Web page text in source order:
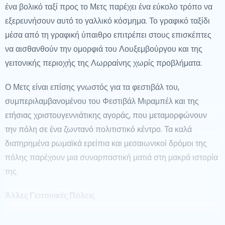
Jashtë Rrugës së Rrallë
Nëse po kërkoni të ikni nga qyteti, rajoni i Ardennave i
Luksemburgut ofron qetësi dhe aventurë në
rrumbullakët dhe fshatrat historike, është ideale për
ecje në mal, ecje me biçikletë dhe eksplorim. Për ata
që janë të interesuar për përvoja unike, qyteti i
Echternach, i njohur për Abacën dhe festivale
kulturore, ofron një shikim në traditat e pasura të
vendit. Rajoni i Müllerthal, i njohur gjithashtu si "Zvicra e
Vogël" e Luksemburgut, është një gur i fshehur për
dashamirët e natyrës me formacionet unike të gurit
ένα βολικό ταξί προς το Μετς παρέχει ένα εύκολο τρόπο να
εξερευνήσουν αυτό το γαλλικό κόσμημα. Το γραφικό ταξίδι
μέσα από τη γραφική ύπαιθρο επιτρέπει στους επισκέπτες
να αισθανθούν την ομορφιά του Λουξεμβούργου και της
γειτονικής περιοχής της Λωρραίνης χωρίς προβλήματα.
Ο Μετς είναι επίσης γνωστός για τα φεστιβάλ του,
συμπεριλαμβανομένου του Φεστιβάλ Μιραμπέλ και της
ετήσιας χριστουγεννιάτικης αγοράς, που μεταμορφώνουν
την πόλη σε ένα ζωντανό πολιτιστικό κέντρο. Τα καλά
διατηρημένα ρωμαϊκά ερείπια και μεσαιωνικοί δρόμοι της
πόλης παρέχουν μια συναρπαστική ματιά στη μακρά ιστορία
της.
Άλλες Γειτονικές Πόλεις